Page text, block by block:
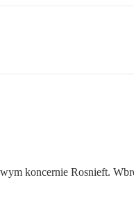
koncernie Rosnieft.